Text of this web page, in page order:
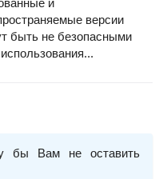
и
версии
быть не безопасными
бы Вам не оставить